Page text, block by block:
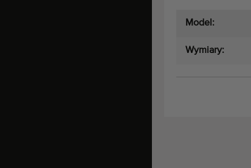
Model:
Wymiary: